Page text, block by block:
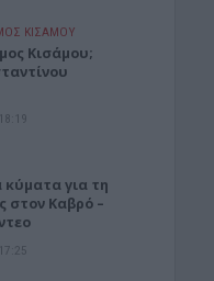
ΚΙΣΆΜΟΥ
Κισάμου;
για τη
στον Καβρό –